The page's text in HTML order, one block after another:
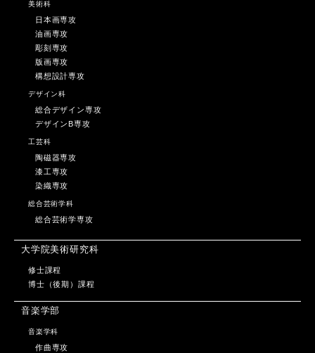
美術科
日本画専攻
油画専攻
彫刻専攻
版画専攻
構想設計専攻
デザイン科
総合デザイン専攻
デザインB専攻
工芸科
陶磁器専攻
漆工専攻
染織専攻
総合芸術学科
総合芸術学専攻
大学院美術研究科
修士課程
博士（後期）課程
音楽学部
音楽学科
作曲専攻